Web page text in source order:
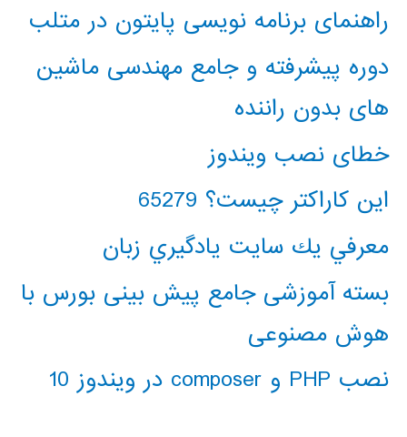
راهنمای برنامه نویسی پایتون در متلب
دوره پیشرفته و جامع مهندسی ماشین
های بدون راننده
خطای نصب ویندوز
این کاراکتر چیست؟ 65279
معرفي يك سايت يادگيري زبان
بسته آموزشی جامع پیش بینی بورس با
هوش مصنوعی
نصب PHP و composer در ویندوز 10